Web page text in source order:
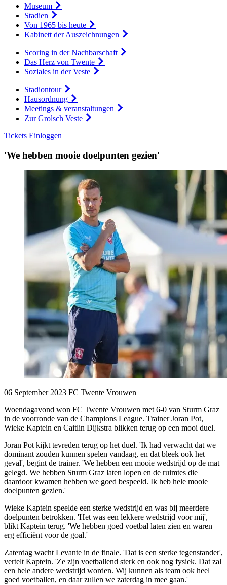
Museum
Stadien
Von 1965 bis heute
Kabinett der Auszeichnungen
Scoring in der Nachbarschaft
Das Herz von Twente
Soziales in der Veste
Stadiontour
Hausordnung
Meetings & veranstaltungen
Zur Grolsch Veste
Tickets Einloggen
'We hebben mooie doelpunten gezien'
06 September 2023 FC Twente Vrouwen
Woendagavond won FC Twente Vrouwen met 6-0 van Sturm Graz
in de voorronde van de Champions League. Trainer Joran Pot,
Wieke Kaptein en Caitlin Dijkstra blikken terug op een mooi duel.
Joran Pot kijkt tevreden terug op het duel. 'Ik had verwacht dat we
dominant zouden kunnen spelen vandaag, en dat bleek ook het
geval', begint de trainer. 'We hebben een mooie wedstrijd op de mat
gelegd. We hebben Sturm Graz laten lopen en de ruimtes die
daardoor kwamen hebben we goed bespeeld. Ik heb hele mooie
doelpunten gezien.'
Wieke Kaptein speelde een sterke wedstrijd en was bij meerdere
doelpunten betrokken. 'Het was een lekkere wedstrijd voor mij',
blikt Kaptein terug. 'We hebben goed voetbal laten zien en waren
erg efficiënt voor de goal.'
Zaterdag wacht Levante in de finale. 'Dat is een sterke tegenstander',
vertelt Kaptein. 'Ze zijn voetballend sterk en ook nog fysiek. Dat zal
een hele andere wedstrijd worden. Wij kunnen als team ook heel
goed voetballen, en daar zullen we zaterdag in mee gaan.'